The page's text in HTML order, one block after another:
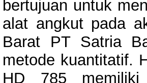
bertujuan untuk
alat angkut pada
Barat PT Satria
metode kuantitatif.
HD 785